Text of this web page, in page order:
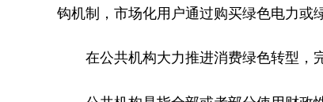
钩机制，市场化用户通过购买绿色电力或
在公共机构大力推进消费绿色转型，